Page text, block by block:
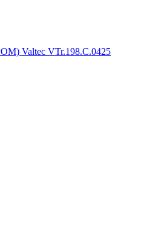
Valtec VTr.198.C.0425